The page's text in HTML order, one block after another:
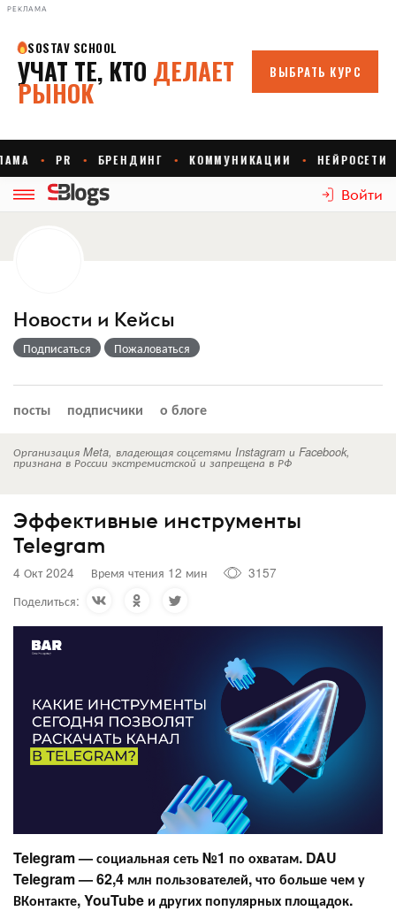
РЕКЛАМА
Войти
Новости и Кейсы
Подписаться Пожаловаться
посты подписчики о блоге
Организация Meta, владеющая соцсетями Instagram и Facebook,
признана в России экстремистской и запрещена в РФ
Эффективные инструменты
Telegram
4 Окт 2024 Время чтения 12 мин
3157
Поделиться:
Telegram — социальная сеть №1 по охватам. DAU
Telegram — 62,4 млн пользователей, что больше чем у
ВКонтакте, YouTube и других популярных площадок.